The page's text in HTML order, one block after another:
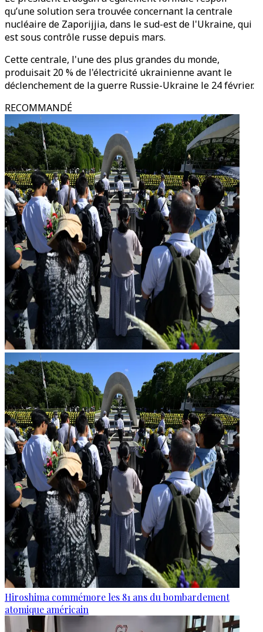
qu’une solution sera trouvée concernant la centrale
nucléaire de Zaporijjia, dans le sud-est de l'Ukraine, qui
est sous contrôle russe depuis mars.
Cette centrale, l'une des plus grandes du monde,
produisait 20 % de l'électricité ukrainienne avant le
déclenchement de la guerre Russie-Ukraine le 24 février.
RECOMMANDÉ
Hiroshima commémore les 81 ans du bombardement
atomique américain